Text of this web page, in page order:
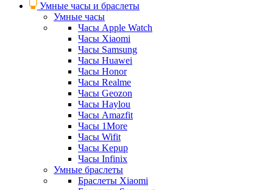
Умные часы и браслеты
Умные часы
Часы Apple Watch
Часы Xiaomi
Часы Samsung
Часы Huawei
Часы Honor
Часы Realme
Часы Geozon
Часы Haylou
Часы Amazfit
Часы 1More
Часы Wifit
Часы Kepup
Часы Infinix
Умные браслеты
Браслеты Xiaomi